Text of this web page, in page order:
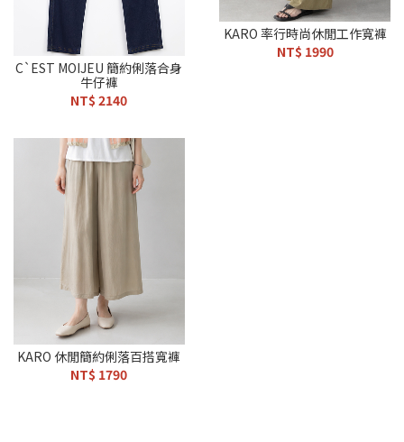
C`EST MOIJEU 簡約俐落合身
牛仔褲
NT$ 2140
KARO 率行時尚休閒工作寬褲
NT$ 1990
KARO 休閒簡約俐落百搭寬褲
NT$ 1790